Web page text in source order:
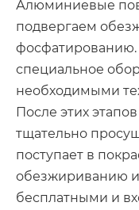
Алюминиевые
подвергаем
специальное
необходимыми
После этих
тщательно
поступает в
обезжириванию
бесплатными и